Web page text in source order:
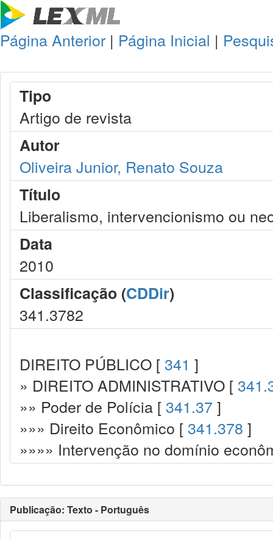
Página Anterior | Página Inicial |
Tipo
Artigo de revista
Autor
Oliveira Junior, Renato Souza
Título
Liberalismo, intervencionismo ou
Data
2010
Classificação (CDDir)
341.3782
DIREITO PÚBLICO [ 341 ]
» DIREITO ADMINISTRATIVO [
»» Poder de Polícia [ 341.37 ]
»»» Direito Econômico [ 341.378 ]
»»»» Intervenção no domínio
Publicação: Texto - Português